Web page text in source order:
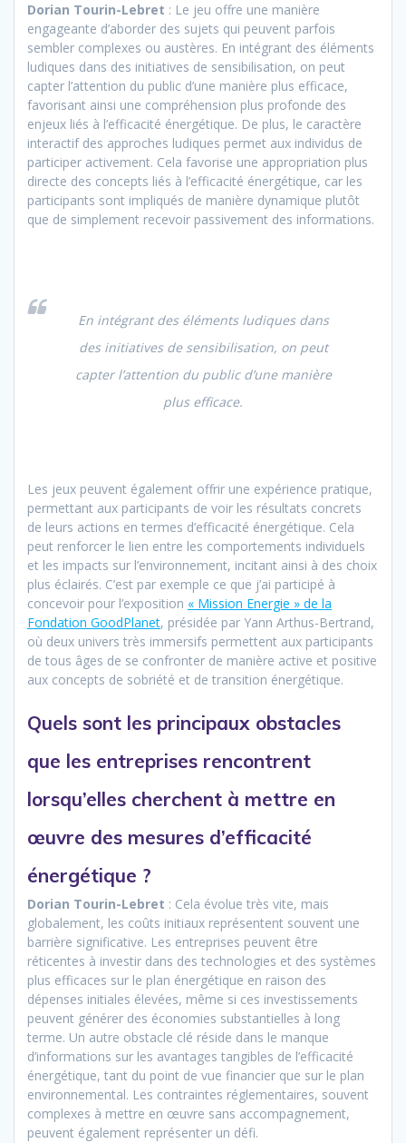
Dorian Tourin-Lebret : Le jeu offre une manière
engageante d’aborder des sujets qui peuvent parfois
sembler complexes ou austères. En intégrant des éléments
ludiques dans des initiatives de sensibilisation, on peut
capter l’attention du public d’une manière plus efficace,
favorisant ainsi une compréhension plus profonde des
enjeux liés à l’efficacité énergétique. De plus, le caractère
interactif des approches ludiques permet aux individus de
participer activement. Cela favorise une appropriation plus
directe des concepts liés à l’efficacité énergétique, car les
participants sont impliqués de manière dynamique plutôt
que de simplement recevoir passivement des informations.
En intégrant des éléments ludiques dans
des initiatives de sensibilisation, on peut
capter l’attention du public d’une manière
plus efficace.
Les jeux peuvent également offrir une expérience pratique,
permettant aux participants de voir les résultats concrets
de leurs actions en termes d’efficacité énergétique. Cela
peut renforcer le lien entre les comportements individuels
et les impacts sur l’environnement, incitant ainsi à des choix
plus éclairés. C’est par exemple ce que j’ai participé à
concevoir pour l’exposition « Mission Energie » de la
Fondation GoodPlanet, présidée par Yann Arthus-Bertrand,
où deux univers très immersifs permettent aux participants
de tous âges de se confronter de manière active et positive
aux concepts de sobriété et de transition énergétique.
Quels sont les principaux obstacles
que les entreprises rencontrent
lorsqu’elles cherchent à mettre en
œuvre des mesures d’efficacité
énergétique ?
Dorian Tourin-Lebret : Cela évolue très vite, mais
globalement, les coûts initiaux représentent souvent une
barrière significative. Les entreprises peuvent être
réticentes à investir dans des technologies et des systèmes
plus efficaces sur le plan énergétique en raison des
dépenses initiales élevées, même si ces investissements
peuvent générer des économies substantielles à long
terme. Un autre obstacle clé réside dans le manque
d’informations sur les avantages tangibles de l’efficacité
énergétique, tant du point de vue financier que sur le plan
environnemental. Les contraintes réglementaires, souvent
complexes à mettre en œuvre sans accompagnement,
peuvent également représenter un défi.